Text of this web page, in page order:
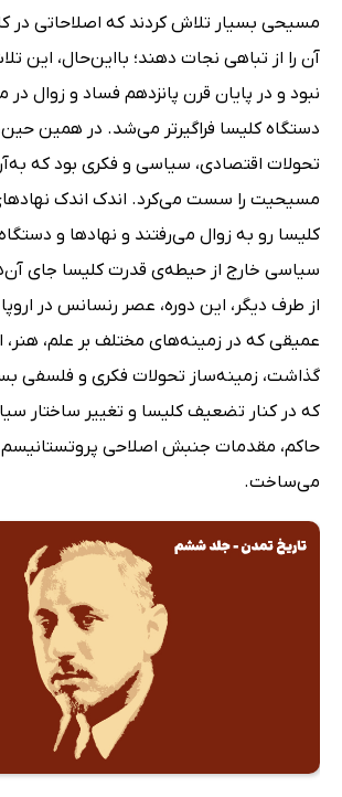
مسیحی بسیار تلاش کردند که اصلاحاتی در
آن را از تباهی نجات دهند؛ بااین‌حال، این
نبود و در پایان قرن پانزدهم فساد و زوال
دستگاه کلیسا فراگیرتر می‌شد. در همین
تحولات اقتصادی، سیاسی و فکری بود که
مسیحیت را سست می‌کرد. اندک اندک
کلیسا رو به زوال می‌رفتند و نهادها و
سیاسی خارج از حیطه‌ی قدرت کلیسا جای
از طرف دیگر، این دوره، عصر رنسانس در اروپا
عمیقی که در زمینه‌های مختلف بر علم، هنر،
گذاشت، زمینه‌ساز تحولات فکری و فلسفی
که در کنار تضعیف کلیسا و تغییر ساختار
حاکم، مقدمات جنبش اصلاحی پروتستانیسم
می‌ساخت.